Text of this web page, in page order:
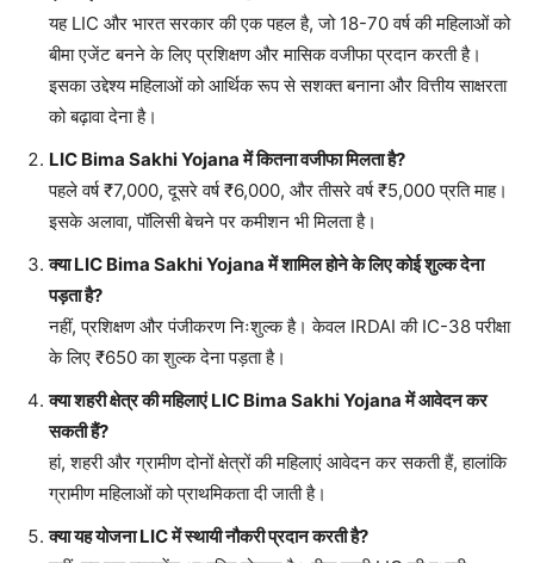
यह LIC और भारत सरकार की एक पहल है, जो 18-70 वर्ष की महिलाओं को
बीमा एजेंट बनने के लिए प्रशिक्षण और मासिक वजीफा प्रदान करती है।
इसका उद्देश्य महिलाओं को आर्थिक रूप से सशक्त बनाना और वित्तीय साक्षरता
को बढ़ावा देना है।
LIC Bima Sakhi Yojanaमें कितना वजीफा मिलता है?
पहले वर्ष ₹7,000, दूसरे वर्ष ₹6,000, और तीसरे वर्ष ₹5,000 प्रति माह।
इसके अलावा, पॉलिसी बेचने पर कमीशन भी मिलता है।
क्याLIC Bima Sakhi Yojanaमें शामिल होने के लिए कोई शुल्क देना
पड़ता है?
नहीं, प्रशिक्षण और पंजीकरण निःशुल्क है। केवल IRDAI की IC-38 परीक्षा
के लिए ₹650 का शुल्क देना पड़ता है।
क्या शहरी क्षेत्र की महिलाएंLIC Bima Sakhi Yojanaमें आवेदन कर
सकती हैं?
हां, शहरी और ग्रामीण दोनों क्षेत्रों की महिलाएं आवेदन कर सकती हैं, हालांकि
ग्रामीण महिलाओं को प्राथमिकता दी जाती है।
क्या यह योजना LIC में स्थायी नौकरी प्रदान करती है?